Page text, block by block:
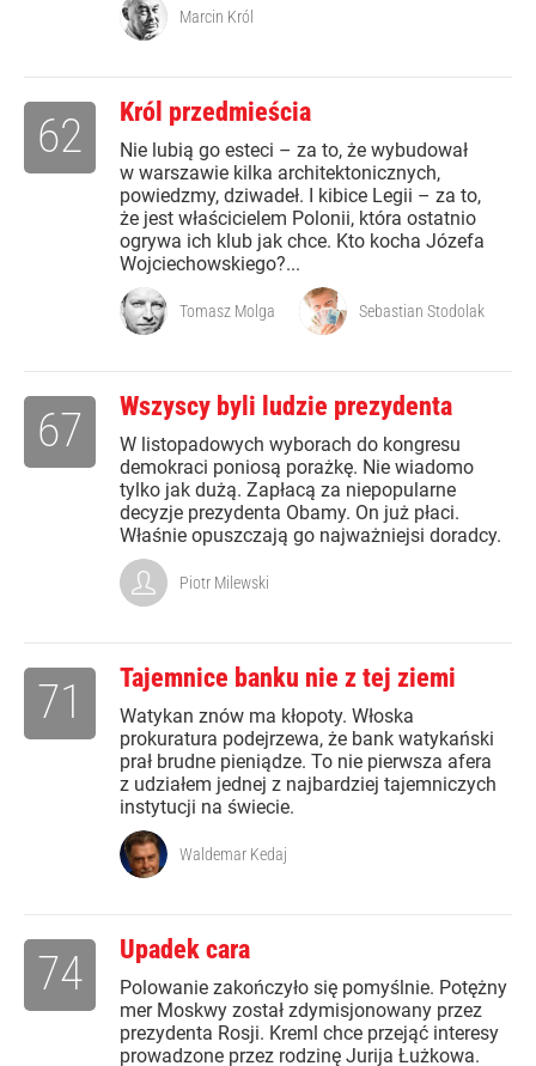
Marcin Król
Król przedmieścia
Nie lubią go esteci – za to, że wybudował
w warszawie kilka architektonicznych,
powiedzmy, dziwadeł. I kibice Legii – za to,
że jest właścicielem Polonii, która ostatnio
ogrywa ich klub jak chce. Kto kocha Józefa
Wojciechowskiego?...
62
Tomasz Molga Sebastian Stodolak
Wszyscy byli ludzie prezydenta
W listopadowych wyborach do kongresu
demokraci poniosą porażkę. Nie wiadomo
tylko jak dużą. Zapłacą za niepopularne
decyzje prezydenta Obamy. On już płaci.
Właśnie opuszczają go najważniejsi doradcy.
67
Piotr Milewski
Tajemnice banku nie z tej ziemi
Watykan znów ma kłopoty. Włoska
prokuratura podejrzewa, że bank watykański
prał brudne pieniądze. To nie pierwsza afera
z udziałem jednej z najbardziej tajemniczych
instytucji na świecie.
71
Waldemar Kedaj
Upadek cara
Polowanie zakończyło się pomyślnie. Potężny
mer Moskwy został zdymisjonowany przez
prezydenta Rosji. Kreml chce przejąć interesy
prowadzone przez rodzinę Jurija Łużkowa.
74